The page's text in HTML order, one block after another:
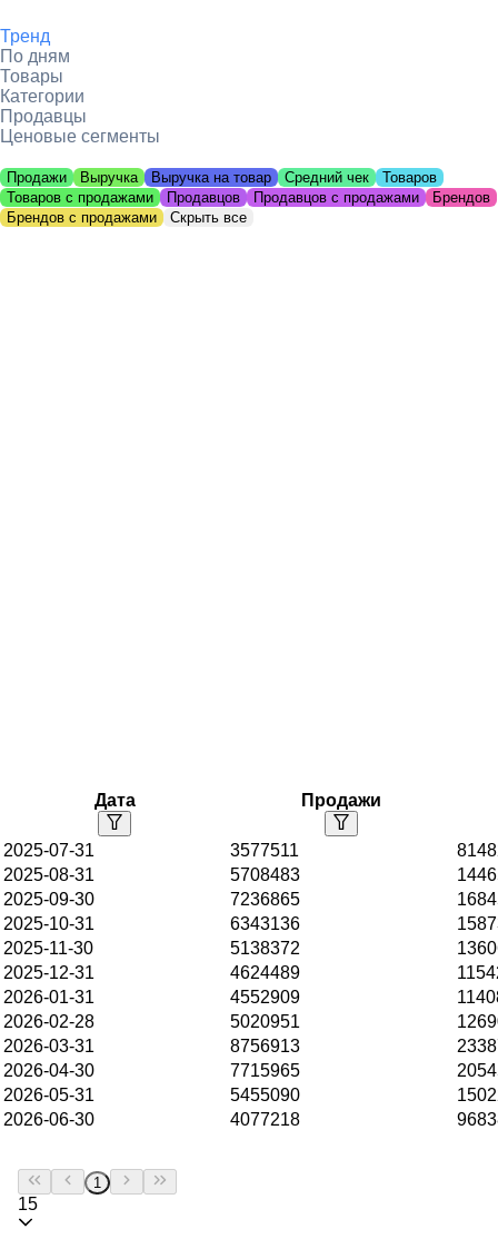
Тренд
По дням
Товары
Категории
Продавцы
Ценовые сегменты
Продажи Выручка Выручка на товар Средний чек
Товаров
Товаров с продажами
Продавцов Продавцов с продажами
Брендов
Брендов с продажами
Скрыть все
Дата Продажи
2025-07-31 3577511
2025-08-31
5708483
2025-09-30
7236865
2025-10-31
6343136
2025-11-30
5138372
2025-12-31
4624489
2026-01-31
4552909
2026-02-28
5020951
2026-03-31
8756913
2026-04-30
7715965
2026-05-31
5455090
2026-06-30
4077218
1
15